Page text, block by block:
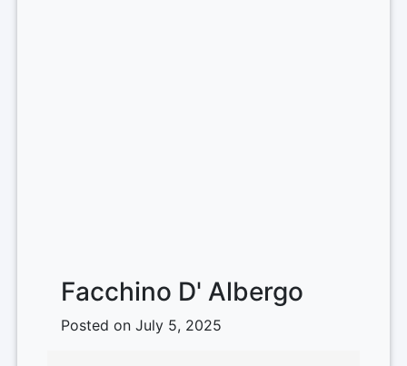
Facchino D' Albergo
Posted on July 5, 2025